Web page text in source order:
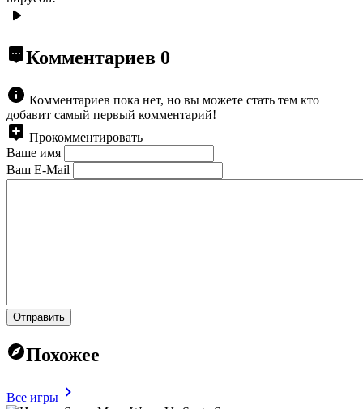
Комментариев 0
Комментариев пока нет, но вы можете стать тем кто
добавит самый первый комментарий!
Прокомментировать
Ваше имя
Ваш E-Mail
Отправить
Похожее
Все игры